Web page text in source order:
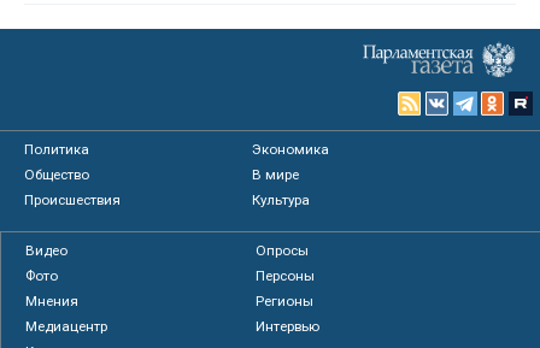
Политика
Экономика
Общество
В мире
Происшествия
Культура
Видео
Опросы
Фото
Персоны
Мнения
Регионы
Медиацентр
Интервью